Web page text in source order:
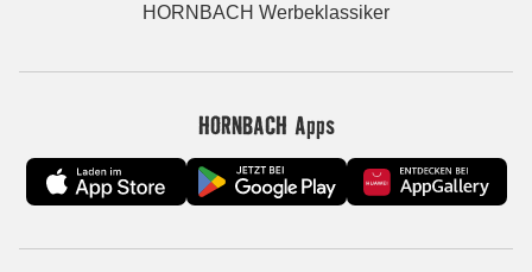
HORNBACH Werbeklassiker
HORNBACH Apps